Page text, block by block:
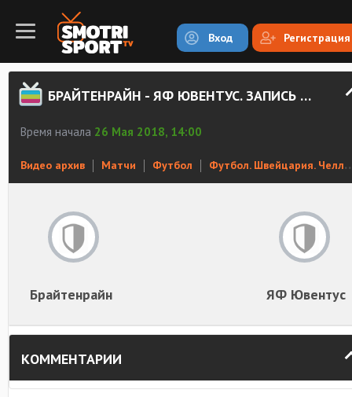
Вход Регистрация
БРАЙТЕНРАЙН - ЯФ ЮВЕНТУС. ЗАПИСЬ МАТЧА
Время начала 26 Мая 2018, 14:00
Видео архив Матчи Футбол Футбол. Швейцария. Челлендж лига
Брайтенрайн ЯФ Ювентус
КОММЕНТАРИИ